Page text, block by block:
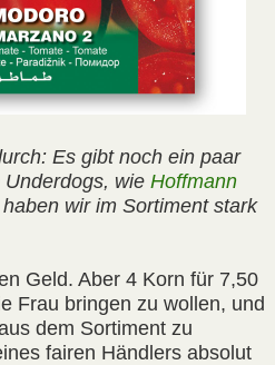
Es gibt noch ein paar
wie Hoffmann
wir im Sortiment stark
Geld. Aber 4 Korn für 7,50
Frau bringen zu wollen, und
dem Sortiment zu
fairen Händlers absolut